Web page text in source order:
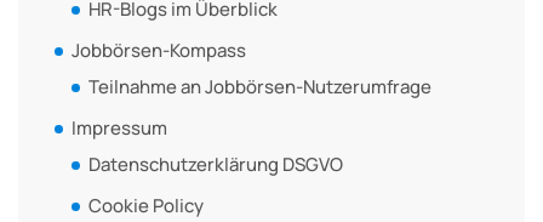
HR-Blogs im Überblick
Jobbörsen-Kompass
Teilnahme an Jobbörsen-Nutzerumfrage
Impressum
Datenschutzerklärung DSGVO
Cookie Policy